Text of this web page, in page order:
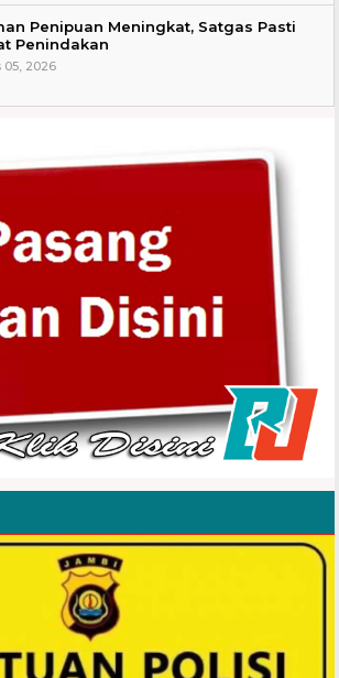
Penipuan Meningkat, Satgas Pasti
Penindakan
05, 2026